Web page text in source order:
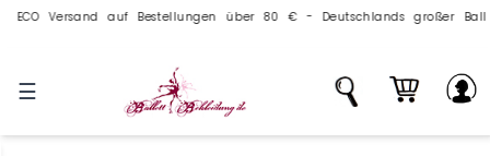
ECO Versand auf Bestellungen über 80 € - Deutschlands großer
☰